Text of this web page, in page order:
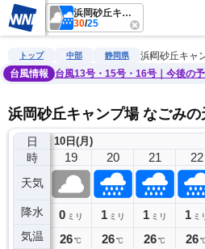
浜岡砂丘キャンプ場 なごみ
30/25
雨雲レーダー 台風情報 地震情報
トップ 中部 静岡県
浜岡砂丘キャ
台風情報
台風13号・15号・16号｜今後の
浜岡砂丘キャンプ場 なごみの
日
時
天気
降水
気温
10日(月)
18
0ミリ
27℃
19
0 ミリ
26℃
20
1 ミリ
26℃
21
1 ミリ
26℃
22
1 ミ
26